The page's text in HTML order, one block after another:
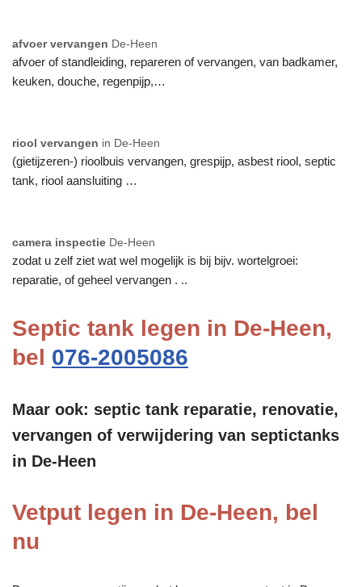
afvoer vervangen De-Heen
afvoer of standleiding, repareren of vervangen, van badkamer,
keuken, douche, regenpijp,…
riool vervangen in De-Heen
(gietijzeren-) rioolbuis vervangen, grespijp, asbest riool, septic
tank, riool aansluiting …
camera inspectie De-Heen
zodat u zelf ziet wat wel mogelijk is bij bijv. wortelgroei:
reparatie, of geheel vervangen . ..
Septic tank legen in De-Heen,
bel 076-2005086
Maar ook: septic tank reparatie, renovatie,
vervangen of verwijdering van septictanks
in De-Heen
Vetput legen in De-Heen, bel
nu